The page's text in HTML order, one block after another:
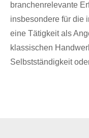
branchenrelevante
insbesondere für die
eine Tätigkeit als
klassischen
Selbstständigkeit